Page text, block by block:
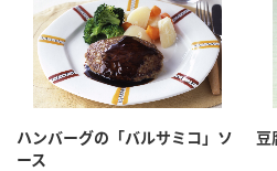
ハンバーグの「バルサミコ」ソ
ース
豆